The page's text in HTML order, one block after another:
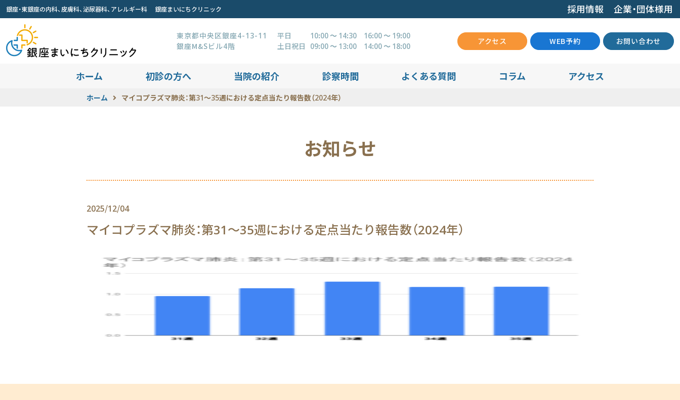
銀座・東銀座の内科、皮膚科、泌尿器科、アレルギー科 銀座まいにちクリニック 採用情報 企業・団体様用
東京都中央区銀座4-13-11
銀座M&Sビル4階
平日
10:00 ～ 14:30 16:00 ～ 19:00
土日祝日 09:00 ～ 13:00 14:00 ～ 18:00
アクセス WEB予約 お問い合わせ
ホーム 初診の方へ 当院の紹介 診察時間 よくある質問 コラム アクセス
ホーム マイコプラズマ肺炎：第31～35週における定点当たり報告数（2024年）
お知らせ
2025/12/04
マイコプラズマ肺炎：第31～35週における定点当たり報告数（2024年）